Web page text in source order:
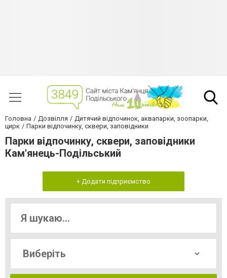
Головна Дозвілля
Дитячий відпочинок, аквапарки, зоопарки,
цирк
Парки відпочинку, сквери, заповідники
Парки відпочинку, сквери, заповідники
Кам'янець-Подільський
+ Додати підприємство